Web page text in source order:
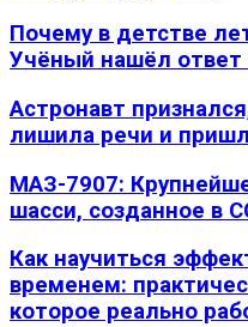
Почему в детстве
Учёный нашёл ответ
Астронавт
лишила речи и
МАЗ-7907:
шасси, созданное в
Как научиться
временем:
которое реально